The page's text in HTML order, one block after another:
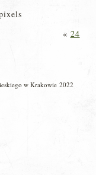
« 24
w Krakowie 2022